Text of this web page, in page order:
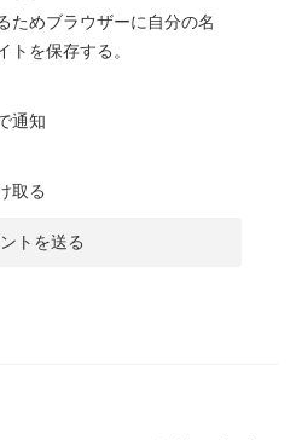
ためブラウザーに自分の名
トを保存する。
通知
取る